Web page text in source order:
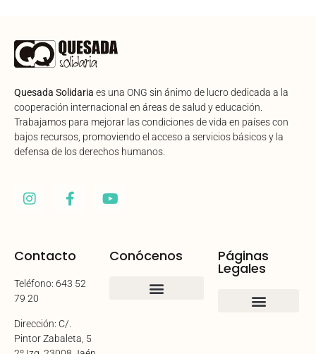
Quesada Solidaria es una ONG sin ánimo de lucro dedicada a la
cooperación internacional en áreas de salud y educación.
Trabajamos para mejorar las condiciones de vida en países con
bajos recursos, promoviendo el acceso a servicios básicos y la
defensa de los derechos humanos.
Contacto
Teléfono: 643 52
79 20
Dirección: C/.
Pintor Zabaleta, 5
Conócenos Páginas
Legales